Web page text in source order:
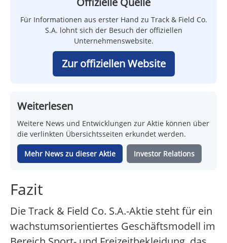
Für Informationen aus erster Hand zu Track & Field Co.
S.A. lohnt sich der Besuch der offiziellen
Unternehmenswebsite.
Zur offiziellen Website
Weiterlesen
Weitere News und Entwicklungen zur Aktie können über
die verlinkten Übersichtsseiten erkundet werden.
Mehr News zu dieser Aktie Investor Relations
Fazit
Die Track & Field Co. S.A.-Aktie steht für ein
wachstumsorientiertes Geschäftsmodell im